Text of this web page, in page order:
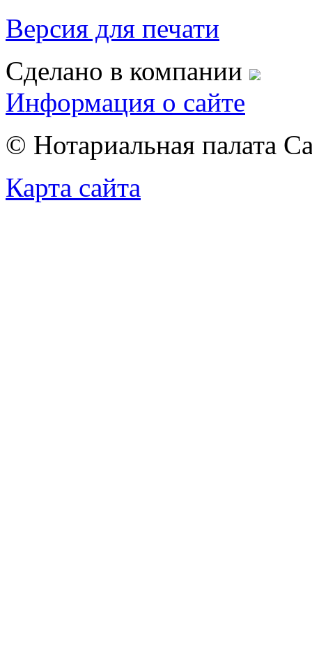
Версия для печати
Сделано в компании
Информация о сайте
© Нотариальная палата
Карта сайта